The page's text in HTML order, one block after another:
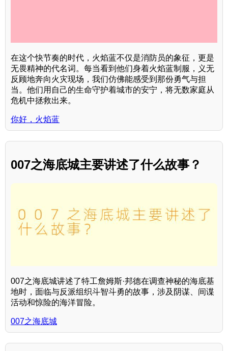
在这个快节奏的时代，火焰蓝不仅是消防员的象征，更是
无畏精神的代名词。每当看到他们身着火焰蓝制服，义无
反顾地奔向火灾现场，我们仿佛能感受到那份勇气与担
当。他们用自己的生命守护着城市的安宁，将无数家庭从
危机中拯救出来。
你好，火焰蓝
007之海底城主要讲述了什么故事？
007之海底城讲述了特工詹姆斯·邦德在调查神秘的海底基
地时，面临与反派组织斗智斗勇的故事，涉及阴谋、间谍
活动和惊险的海洋冒险。
007之海底城